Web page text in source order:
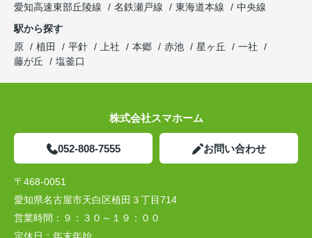
愛知高速東部丘陵線
名鉄瀬戸線 東海道本線
中央線
駅から探す
原
植田 平針 上社 本郷 赤池 星ヶ丘
一社
藤が丘
塩釜口
株式会社スマホーム
052-808-7555 お問い合わせ
〒468-0051
愛知県名古屋市天白区植田３丁目714
営業時間： ９：３０～１９：００